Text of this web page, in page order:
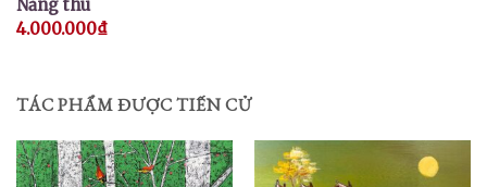
Nắng thu
4.000.000₫
TÁC PHẨM ĐƯỢC TIẾN CỬ